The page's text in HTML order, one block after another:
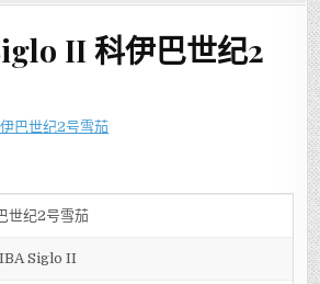
II 科伊巴世纪2
世纪2号雪茄
Siglo II